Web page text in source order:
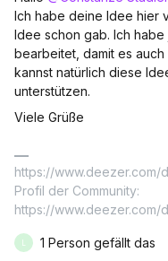
Ich habe deine Idee hier
Idee schon gab. Ich
bearbeitet, damit es
kannst natürlich diese
unterstützen.
Viele Grüße
https://
Profil der Community:
https://
1 Person gefällt das